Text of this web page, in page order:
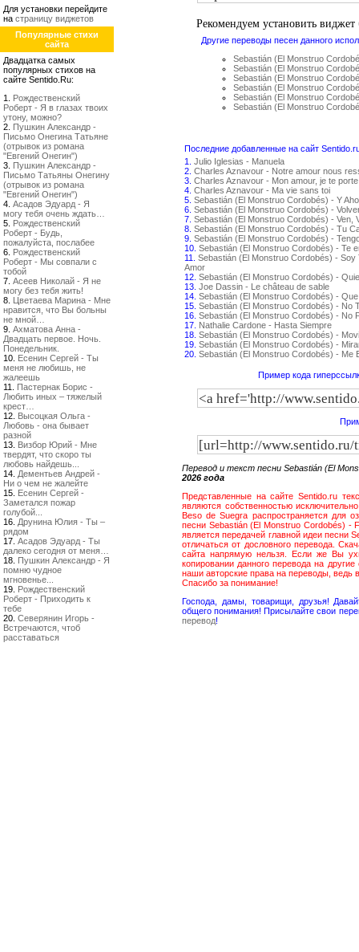
Для установки перейдите
на страницу виджетов
Популярные стихи
сайта
Двадцатка самых
популярных стихов на
сайте Sentido.Ru:
1. Рождественский
Роберт - Я в глазах твоих
утону, можно?
2. Пушкин Александр -
Письмо Онегина Татьяне
(отрывок из романа
"Евгений Онегин")
3. Пушкин Александр -
Письмо Татьяны Онегину
(отрывок из романа
"Евгений Онегин")
4. Асадов Эдуард - Я
могу тебя очень ждать…
5. Рождественский
Роберт - Будь,
пожалуйста, послабее
6. Рождественский
Роберт - Мы совпали с
тобой
7. Асеев Николай - Я не
могу без тебя жить!
8. Цветаева Марина - Мне
нравится, что Вы больны
не мной…
9. Ахматова Анна -
Двадцать первое. Ночь.
Понедельник.
10. Есенин Сергей - Ты
меня не любишь, не
жалеешь
11. Пастернак Борис -
Любить иных – тяжелый
крест…
12. Высоцкая Ольга -
Любовь - она бывает
разной
13. Визбор Юрий - Мне
твердят, что скоро ты
любовь найдешь...
14. Дементьев Андрей -
Ни о чем не жалейте
15. Есенин Сергей -
Заметался пожар
голубой...
16. Друнина Юлия - Ты –
рядом
17. Асадов Эдуард - Ты
далеко сегодня от меня…
18. Пушкин Александр - Я
помню чудное
мгновенье...
19. Рождественский
Роберт - Приходить к
тебе
20. Северянин Игорь -
Встречаются, чтоб
расставаться
Рекомендуем установить виджет
Другие переводы песен данного
Sebastián (El Monstruo
Sebastián (El Monstruo
Sebastián (El Monstruo
Sebastián (El Monstruo
Sebastián (El Monstruo
Sebastián (El Monstruo
Последние добавленные на сайт
1. Julio Iglesias - Manuela
2. Charles Aznavour - Notre amour nous
3. Charles Aznavour - Mon amour, je te
4. Charles Aznavour - Ma vie sans toi
5. Sebastián (El Monstruo Cordobés) - Y
6. Sebastián (El Monstruo Cordobés) -
7. Sebastián (El Monstruo Cordobés) - Ven,
8. Sebastián (El Monstruo Cordobés) - Tu
9. Sebastián (El Monstruo Cordobés) -
10. Sebastián (El Monstruo Cordobés) - Te
11. Sebastián (El Monstruo Cordobés) - Soy
Amor
12. Sebastián (El Monstruo Cordobés) -
13. Joe Dassin - Le château de sable
14. Sebastián (El Monstruo Cordobés) -
15. Sebastián (El Monstruo Cordobés) - No
16. Sebastián (El Monstruo Cordobés) - No
17. Nathalie Cardone - Hasta Siempre
18. Sebastián (El Monstruo Cordobés) -
19. Sebastián (El Monstruo Cordobés) -
20. Sebastián (El Monstruo Cordobés) - Me
Пример кода
Перевод и текст песни Sebastián (El
2026 года
Представленные на сайте Sentido.ru
являются собственностью
Beso de Suegra распространяется для
песни Sebastián (El Monstruo Cordobés)
является передачей главной идеи песни
отличаться от дословного перевода.
сайта напрямую нельзя. Если же Вы
копировании данного перевода на
наши авторские права на переводы,
Спасибо за понимание!
Господа, дамы, товарищи, друзья!
общего понимания! Присылайте свои
перевод!